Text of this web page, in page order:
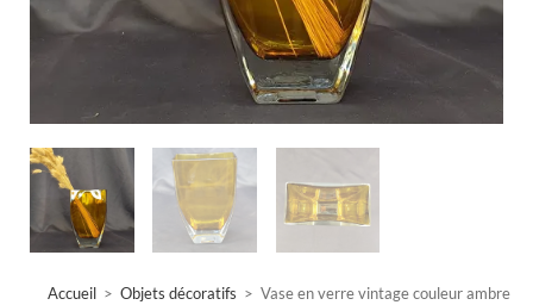
Accueil > Objets décoratifs > Vase en verre vintage couleur ambre